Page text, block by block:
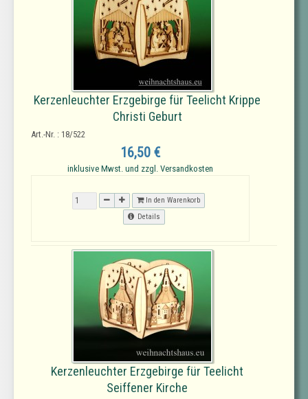
Kerzenleuchter Erzgebirge für Teelicht Krippe
Christi Geburt
Art.-Nr. : 18/522
16,50 €
inklusive Mwst. und zzgl. Versandkosten
In den Warenkorb
Details
Kerzenleuchter Erzgebirge für Teelicht
Seiffener Kirche